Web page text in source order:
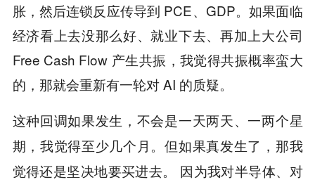
胀，然后连锁反应传导到 PCE、GDP。如果面临
经济看上去没那么好、就业下去、再加上大公司
Free Cash Flow 产生共振，我觉得共振概率蛮大
的，那就会重新有一轮对 AI 的质疑。
这种回调如果发生，不会是一天两天、一两个星
期，我觉得至少几个月。但如果真发生了，那我
觉得还是坚决地要买进去。
因为我对半导体、对